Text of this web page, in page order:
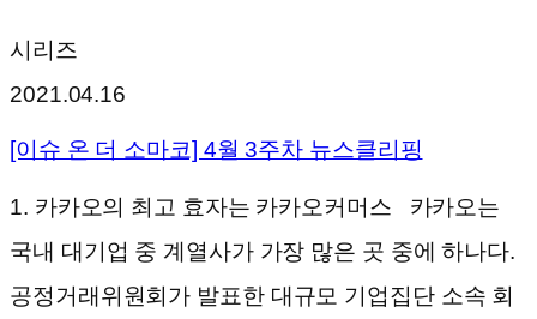
시리즈
2021.04.16
[이슈 온 더 소마코] 4월 3주차 뉴스클리핑
1. 카카오의 최고 효자는 카카오커머스 카카오는
국내 대기업 중 계열사가 가장 많은 곳 중에 하나다.
공정거래위원회가 발표한 대규모 기업집단 소속 회